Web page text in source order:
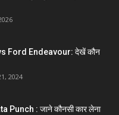
Ford Endeavour: देखें कौन
2024
Punch : जाने कौनसी कार लेना